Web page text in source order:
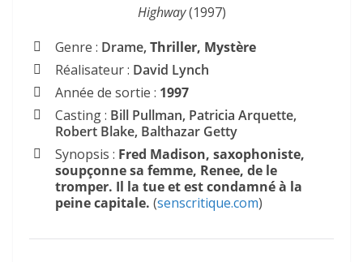
Highway(1997)
Genre : Drame, Thriller, Mystère
Réalisateur : David Lynch
Année de sortie : 1997
Casting : Bill Pullman, Patricia Arquette,
Robert Blake, Balthazar Getty
Synopsis : Fred Madison, saxophoniste,
soupçonne sa femme, Renee, de le
tromper. Il la tue et est condamné à la
peine capitale. (senscritique.com)